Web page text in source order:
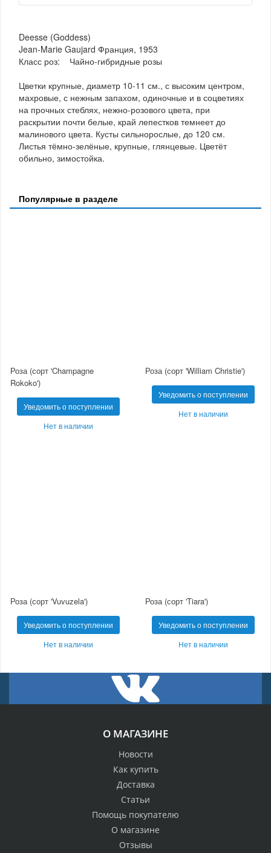
Deesse (Goddess)
Jean-Marie Gaujard Франция, 1953
Класс роз: Чайно-гибридные розы
Цветки крупные, диаметр 10-11 см., с высоким центром,
махровые, с нежным запахом, одиночные и в соцветиях
на прочных стеблях, нежно-розового цвета, при
раскрытии почти белые, край лепестков темнеет до
малинового цвета. Кусты сильнорослые, до 120 см.
Листья тёмно-зелёные, крупные, глянцевые. Цветёт
обильно, зимостойка.
Популярные в разделе
Роза (сорт 'Champagne
Rokoko')
Уведомить о поступлении
Нет в наличии
Роза (сорт 'William Christie')
Уведомить о поступлении
Нет в наличии
Роза (сорт 'Vuvuzela')
Уведомить о поступлении
Нет в наличии
Роза (сорт 'Tiara')
Уведомить о поступлении
Нет в наличии
О МАГАЗИНЕ
Новости
Как купить
Доставка
Статьи
Помощь покупателю
О магазине
Отзывы